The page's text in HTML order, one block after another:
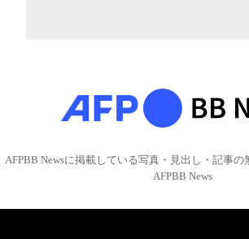
AFPBB Newsに掲載している写真・見出し・記事
AFPBB News